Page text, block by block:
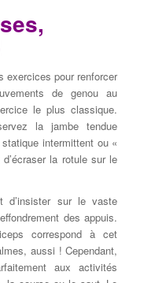
exercices pour renforcer
de genou au
le plus classique.
la jambe tendue
intermittent ou «
la rotule sur le
d’insister sur le vaste
des appuis.
correspond à cet
aussi ! Cependant,
aux activités